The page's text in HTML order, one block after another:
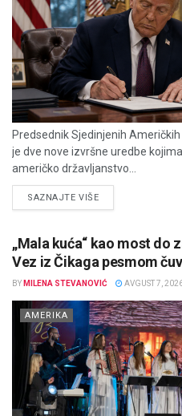
Predsednik Sjedinjenih
je dve nove izvršne uredbe
američko državljanstvo...
SAZNAJTE VIŠEDETAILS
„Mala kuća“ kao most do
Vez iz Čikaga pesmom
BY MILENA STEVANOVIĆ AVGUST 7,
AMERIKA